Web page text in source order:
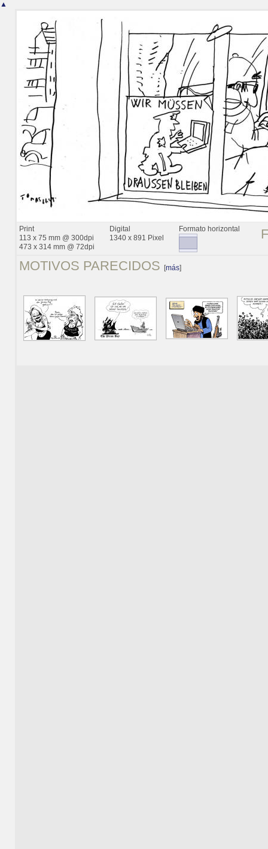
▲
Print
113 x 75 mm @ 300dpi
473 x 314 mm @ 72dpi
Digital
1340 x 891 Pixel
Formato horizontal
MOTIVOS PARECIDOS [más]